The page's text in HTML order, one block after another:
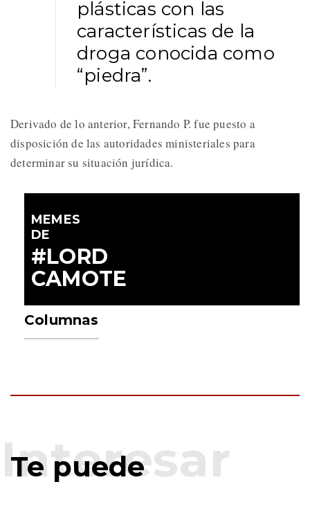
plásticas con las
características de la
droga conocida como
“piedra”.
Derivado de lo anterior, Fernando P. fue puesto a
disposición de las autoridades ministeriales para
determinar su situación jurídica.
MEMES
DE
#LORD
CAMOTE
Columnas
Te puede